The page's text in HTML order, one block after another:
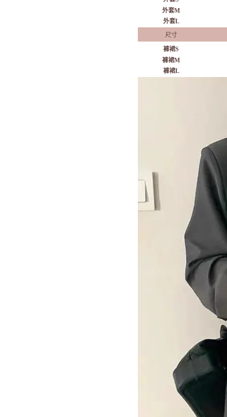
外套M
外套L
尺寸
褲裙S
褲裙M
褲裙L